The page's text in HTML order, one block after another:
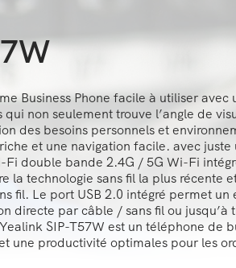
Business Phone facile à utiliser avec
non seulement trouve l’angle de
des besoins personnels et
et une navigation facile. avec juste
Fi double bande 2.4G / 5G Wi-Fi
la technologie sans fil la plus récente
fil. Le port USB 2.0 intégré permet un
directe par câble / sans fil ou jusqu’à
SIP-T57W est un téléphone de
une productivité optimales pour les